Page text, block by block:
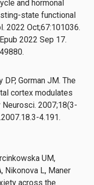
and hormonal
state functional
2022 Oct;67:101036.
2022 Sep 17.
DP, Gorman JM. The
cortex modulates
2007;18(3-
4.191.
UM,
Nikonova L, Maner
across the